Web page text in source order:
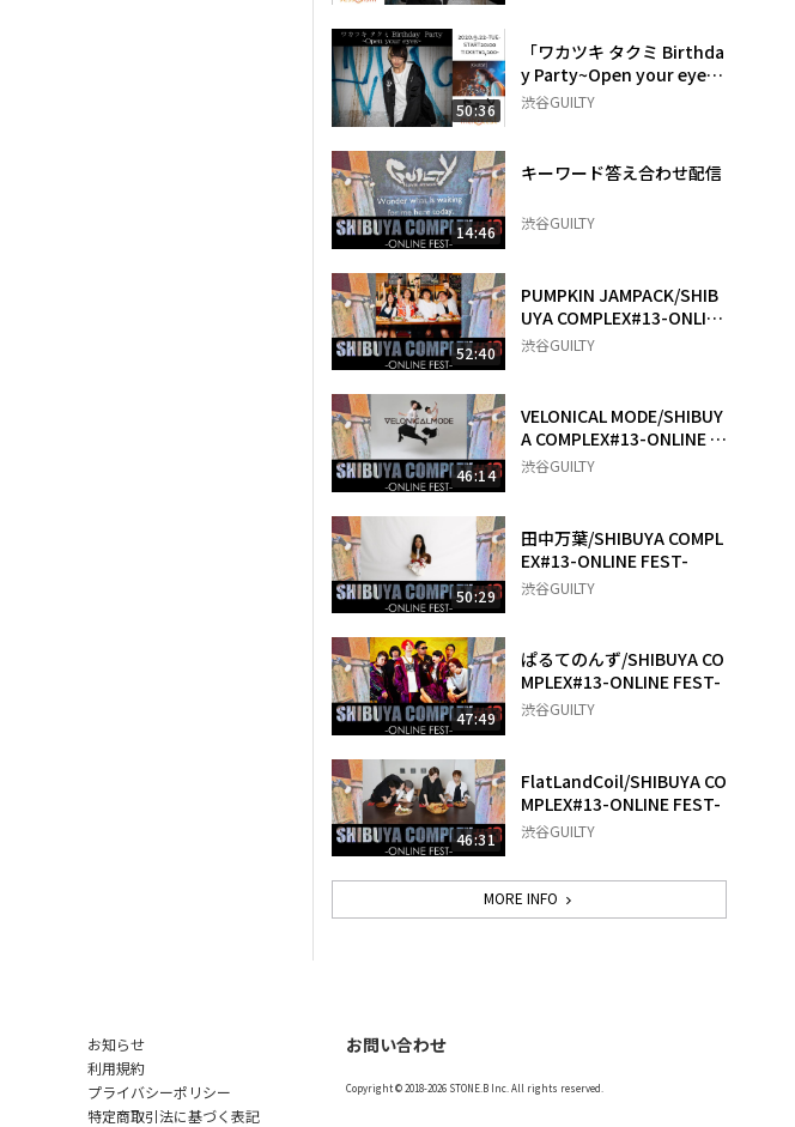
50:36
「ワカツキ タクミ Birthda
y Party~Open your eyes
~」
渋谷GUILTY
14:46
キーワード答え合わせ配信
渋谷GUILTY
52:40
PUMPKIN JAMPACK/SHIB
UYA COMPLEX#13-ONLIN
E FEST-
渋谷GUILTY
46:14
VELONICAL MODE/SHIBUY
A COMPLEX#13-ONLINE F
EST-
渋谷GUILTY
50:29
田中万葉/SHIBUYA COMPL
EX#13-ONLINE FEST-
渋谷GUILTY
47:49
ぱるてのんず/SHIBUYA CO
MPLEX#13-ONLINE FEST-
渋谷GUILTY
46:31
FlatLandCoil/SHIBUYA CO
MPLEX#13-ONLINE FEST-
渋谷GUILTY
MORE INFO
お知らせ
利用規約
プライバシーポリシー
特定商取引法に基づく表記
お問い合わせ
Copyright © 2018-2026 STONE.B Inc. All rights reserved.